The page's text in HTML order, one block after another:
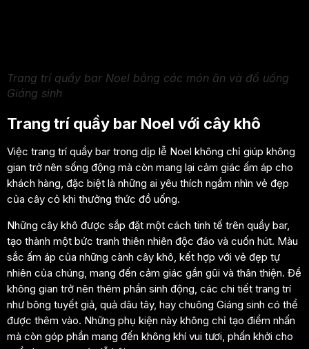
Trang trí quầy bar Noel bằng các món ăn và đồ uống
Giáng sinh
Trang trí quầy bar Noel với cây khô
Việc trang trí quầy bar trong dịp lễ Noel không chỉ giúp không
gian trở nên sống động mà còn mang lại cảm giác ấm áp cho
khách hàng, đặc biệt là những ai yêu thích ngắm nhìn vẻ đẹp
của cây cỏ khi thưởng thức đồ uống.
Những cây khô được sắp đặt một cách tinh tế trên quầy bar,
tạo thành một bức tranh thiên nhiên độc đáo và cuốn hút. Màu
sắc ấm áp của những cành cây khô, kết hợp với vẻ đẹp tự
nhiên của chúng, mang đến cảm giác gần gũi và thân thiện. Để
không gian trở nên thêm phần sinh động, các chi tiết trang trí
như bông tuyết giả, quả dâu tây, hay chuông Giáng sinh có thể
được thêm vào. Những phụ kiện này không chỉ tạo điểm nhấn
mà còn góp phần mang đến không khí vui tươi, phấn khởi cho